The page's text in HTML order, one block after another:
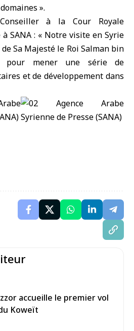
».
à la Cour Royale
SANA : « Notre visite en Syrie
Sa Majesté le Roi Salman bin
pour mener une série de
et de développement dans
accueille le premier vol
Koweït